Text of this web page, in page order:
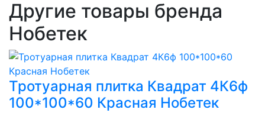
Другие товары бренда
Нобетек
Тротуарная плитка Квадрат 4К6ф
100*100*60 Красная Нобетек